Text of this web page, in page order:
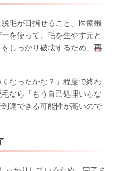
毛が目指せること。医療機
を使って、毛を生やす元と
しっかり破壊するため、 再
なったかな？」程度で終わ
なら「もう自己処理いらな
達できる可能性が高いので